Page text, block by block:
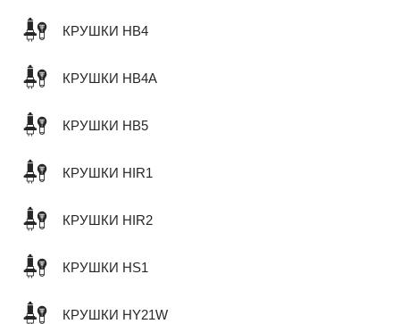
КРУШКИ HB4
КРУШКИ HB4A
КРУШКИ HB5
КРУШКИ HIR1
КРУШКИ HIR2
КРУШКИ HS1
КРУШКИ HY21W